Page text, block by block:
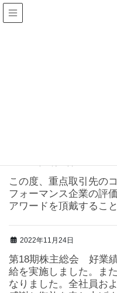
この度、重点取引先の
フォーマンス企業の評
アワードを頂戴するこ
2022年11月24日
第18期株主総会 好業
給を実施しました。ま
なりました。全社員お